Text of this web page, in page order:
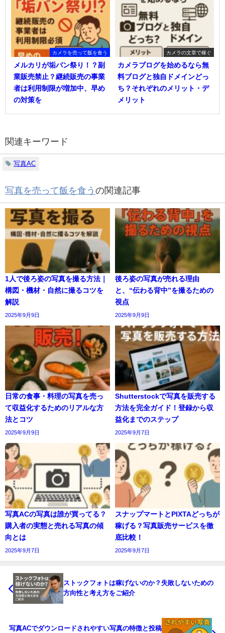
カメラを売って飯を食う
メルカリが垢バン祭り！？副
業販売禁止？継続販売の事業
者は利用制限が増加中、早め
の対策を
カメラの文章で稼ぐ
カメラブログを始めるなら無
料ブログと独自ドメインどっ
ち？それぞれのメリット・デ
メリット
関連キーワード
写真AC
写真を売って飯を食う の関連記事
1人で後ろ姿の写真を撮る方法｜
構図・機材・自然に撮るコツを
解説
2025年9月9日
後ろ姿の写真が売れる理由
と、“伝わる背中”を撮るための
視点
2025年9月9日
日常の食事・料理の写真を売っ
て収益化するためのリアルな方
法とコツ
2025年9月9日
Shutterstockで写真を販売する
方法を完全ガイド！登録から収
益化までのステップ
2025年9月7日
写真ACの写真は誰が買ってる？
購入者の実態と売れる写真の傾
向とは
2025年9月7日
スナップマートとPIXTAどっちが
稼げる？写真販売サービスを徹
底比較！
2025年9月7日
ストックフォトは稼げないのか？失敗しないための
方向性と考え方をご紹介
写真ACでダウンロードされやすい写真の特徴と投稿